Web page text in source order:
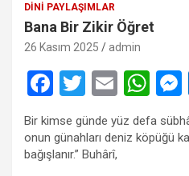
DINI PAYLAŞIMLAR
Bana Bir Zikir Öğret
26 Kasım 2025 admin
F
ce
b
T
wi
tt
er
E
m
ail
W
h
at
Bir kimse günde yüz defa
onun günahları deniz köpüğü
bağışlanır.” Buhârî,